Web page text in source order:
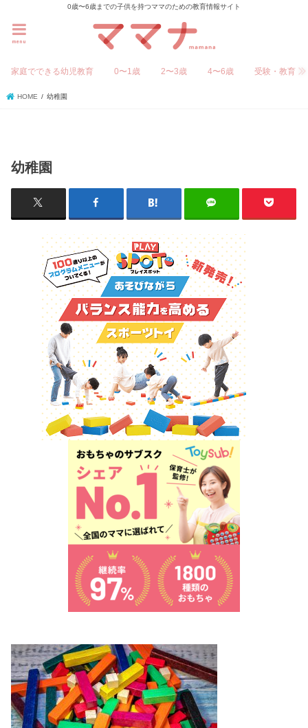
0歳〜6歳までの子供を持つママのための教育情報サイト
menu
家庭でできる幼児教育 0〜1歳 2〜3歳 4〜6歳 受験・教育
HOME 幼稚園
幼稚園